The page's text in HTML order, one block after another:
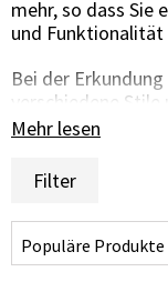
mehr, so dass Sie
und Funktionalität
Bei der
verschiedene
persönlichen
Herstellern
Couchtisch in
Qualitäts- und
Unser Sortiment
Mehr lesen
Filter